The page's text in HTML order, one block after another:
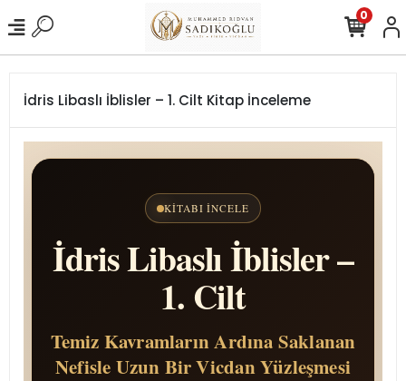
0
İdris Libaslı İblisler – 1. Cilt Kitap İnceleme
KITABI İNCELE
İdris Libaslı İblisler –
1. Cilt
Temiz Kavramların Ardına Saklanan
Nefisle Uzun Bir Vicdan Yüzleşmesi